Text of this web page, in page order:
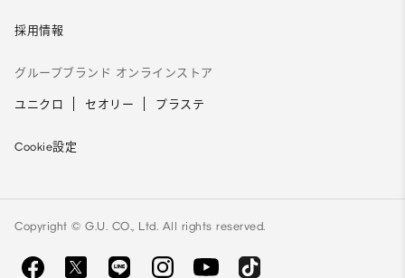
採用情報
グループブランド オンラインストア
ユニクロ セオリー プラステ
Cookie設定
Copyright © G.U. CO., Ltd. All rights reserved.